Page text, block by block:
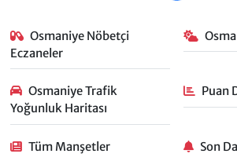
Osmaniye Nöbetçi
Eczaneler
Osmaniye Trafik
Yoğunluk Haritası
Puan
Tüm Manşetler Son